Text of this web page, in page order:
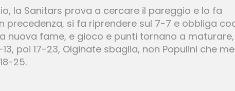
la Sanitars prova a cercare il pareggio e lo fa
si fa riprendere sul 7-7 e obbliga
nuova fame, e gioco e punti tornano a maturare,
poi 17-23, Olginate sbaglia, non Populini che
25.